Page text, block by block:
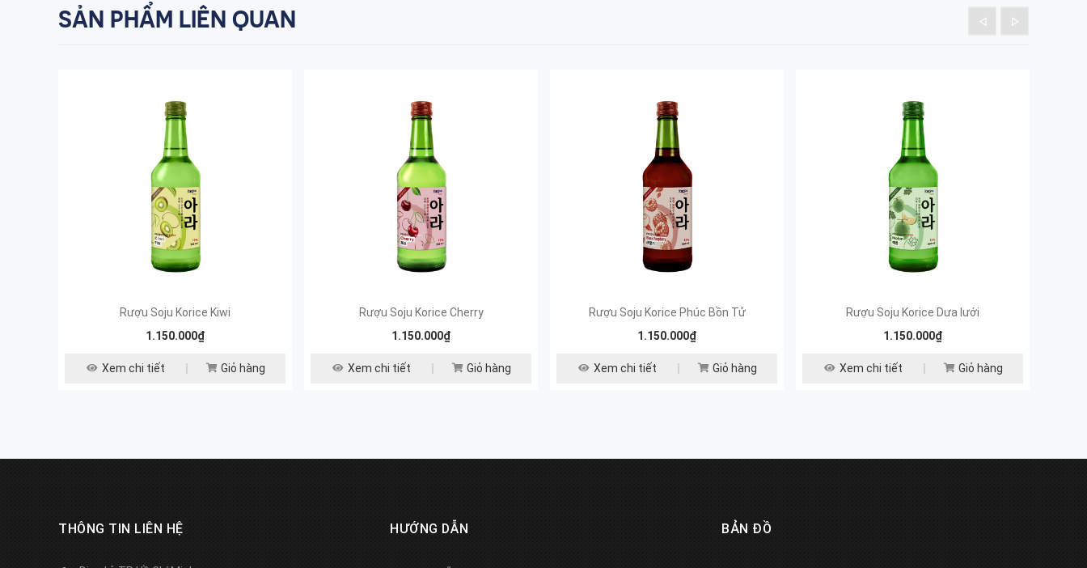
SẢN PHẨM LIÊN QUAN
Rượu Soju Korice Kiwi
1.150.000₫
Xem chi tiết Giỏ hàng
Rượu Soju Korice Cherry
1.150.000₫
Xem chi tiết Giỏ hàng
Rượu Soju Korice Phúc Bồn Tử
1.150.000₫
Xem chi tiết Giỏ hàng
Rượu Soju Korice Dưa lưới
1.150.000₫
Xem chi tiết Giỏ hàng
THÔNG TIN LIÊN HỆ HƯỚNG DẪN BẢN ĐỒ